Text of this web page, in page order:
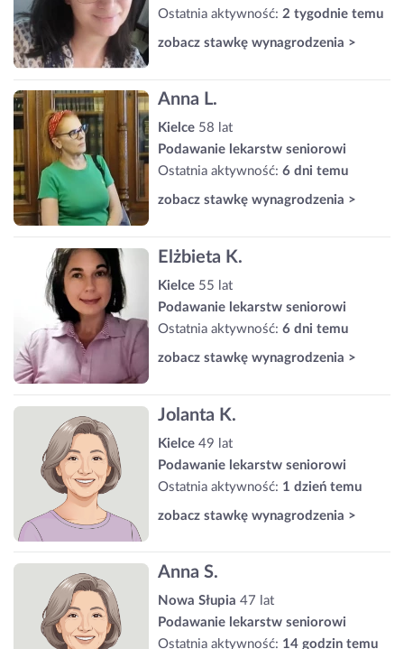
Ostatnia aktywność: 2 tygodnie temu
zobacz stawkę wynagrodzenia >
Anna L.
Kielce 58 lat
Podawanie lekarstw seniorowi
Ostatnia aktywność: 6 dni temu
zobacz stawkę wynagrodzenia >
Elżbieta K.
Kielce 55 lat
Podawanie lekarstw seniorowi
Ostatnia aktywność: 6 dni temu
zobacz stawkę wynagrodzenia >
Jolanta K.
Kielce 49 lat
Podawanie lekarstw seniorowi
Ostatnia aktywność: 1 dzień temu
zobacz stawkę wynagrodzenia >
Anna S.
Nowa Słupia 47 lat
Podawanie lekarstw seniorowi
Ostatnia aktywność: 14 godzin temu